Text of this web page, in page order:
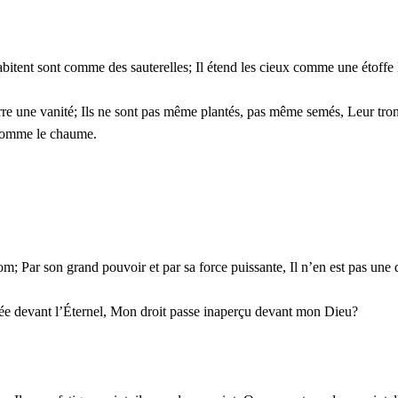
sont comme des sauterelles; Il étend les cieux comme une
vanité; Ils ne sont pas même plantés, pas même semés, Leur
le chaume.
Par son grand pouvoir et par sa force puissante, Il n’en est pas une
devant l’Éternel, Mon droit passe inaperçu devant mon Dieu?